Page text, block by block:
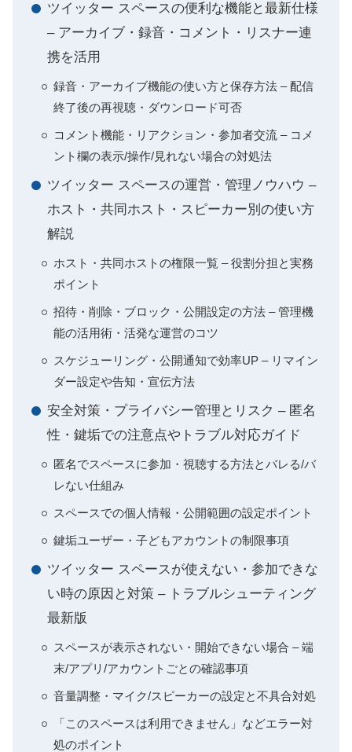
ツイッター スペースの便利な機能と最新仕様
– アーカイブ・録音・コメント・リスナー連
携を活用
録音・アーカイブ機能の使い方と保存方法 – 配信
終了後の再視聴・ダウンロード可否
コメント機能・リアクション・参加者交流 – コメ
ント欄の表示/操作/見れない場合の対処法
ツイッター スペースの運営・管理ノウハウ –
ホスト・共同ホスト・スピーカー別の使い方
解説
ホスト・共同ホストの権限一覧 – 役割分担と実務
ポイント
招待・削除・ブロック・公開設定の方法 – 管理機
能の活用術・活発な運営のコツ
スケジューリング・公開通知で効率UP – リマイン
ダー設定や告知・宣伝方法
安全対策・プライバシー管理とリスク – 匿名
性・鍵垢での注意点やトラブル対応ガイド
匿名でスペースに参加・視聴する方法とバレる/バ
レない仕組み
スペースでの個人情報・公開範囲の設定ポイント
鍵垢ユーザー・子どもアカウントの制限事項
ツイッター スペースが使えない・参加できな
い時の原因と対策 – トラブルシューティング
最新版
スペースが表示されない・開始できない場合 – 端
末/アプリ/アカウントごとの確認事項
音量調整・マイク/スピーカーの設定と不具合対処
「このスペースは利用できません」などエラー対
処のポイント